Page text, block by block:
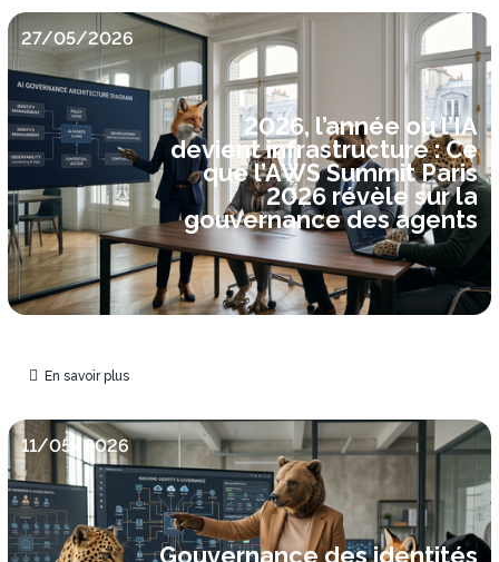
27/05/2026
2026, l’année où l’IA
devient infrastructure : Ce
que l’AWS Summit Paris
2026 révèle sur la
gouvernance des agents
En savoir plus
11/05/2026
Gouvernance des identités